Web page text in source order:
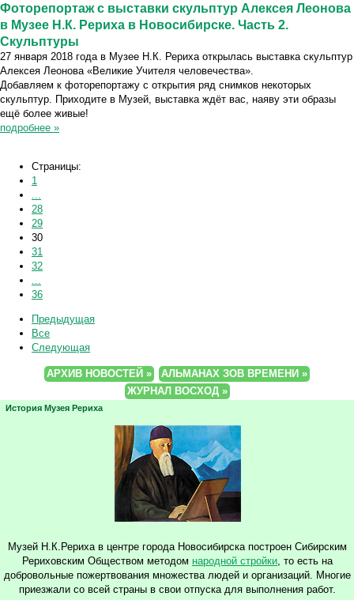
Фоторепортаж с выставки скульптур Алексея Леонова
в Музее Н.К. Рериха в Новосибирске. Часть 2.
Скульптуры
27 января 2018 года в Музее Н.К. Рериха открылась выставка скульптур
Алексея Леонова «Великие Учителя человечества».
Добавляем к фоторепортажу с открытия ряд снимков некоторых
скульптур. Приходите в Музей, выставка ждёт вас, наяву эти образы
ещё более живые!
подробнее »
Страницы:
1
28
29
30
31
32
36
Предыдущая
Все
Следующая
АРХИВ НОВОСТЕЙ »
АЛЬМАНАХ ЗОВ ВРЕМЕНИ »
ЖУРНАЛ ВОСХОД »
История Музея Рериха
Музей Н.К.Рериха в центре города Новосибирска построен Сибирским
Рериховским Обществом методом народной стройки , то есть на
добровольные пожертвования множества людей и организаций. Многие
приезжали со всей страны в свои отпуска для выполнения работ.